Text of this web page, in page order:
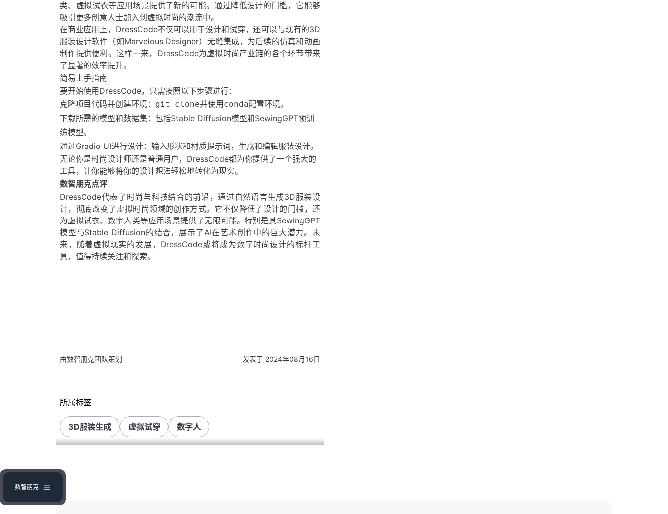
数智朋克
类、虚拟试衣等应用场景提供了新的可能。通过降低设计的门槛，它能够
吸引更多创意人士加入到虚拟时尚的潮流中。
在商业应用上，DressCode不仅可以用于设计和试穿，还可以与现有的3D
服装设计软件（如Marvelous Designer）无缝集成，为后续的仿真和动画
制作提供便利。这样一来，DressCode为虚拟时尚产业链的各个环节带来
了显著的效率提升。
简易上手指南
要开始使用DressCode，只需按照以下步骤进行：
克隆项目代码并创建环境： git clone并使用 conda配置环境。
下载所需的模型和数据集：包括Stable Diffusion模型和SewingGPT预训
练模型。
通过Gradio UI进行设计：输入形状和材质提示词，生成和编辑服装设计。
无论你是时尚设计师还是普通用户，DressCode都为你提供了一个强大的
工具，让你能够将你的设计想法轻松地转化为现实。
数智朋克点评
DressCode代表了时尚与科技结合的前沿，通过自然语言生成3D服装设
计，彻底改变了虚拟时尚领域的创作方式。它不仅降低了设计的门槛，还
为虚拟试衣、数字人类等应用场景提供了无限可能。特别是其SewingGPT
模型与Stable Diffusion的结合，展示了AI在艺术创作中的巨大潜力。未
来，随着虚拟现实的发展，DressCode或将成为数字时尚设计的标杆工
具，值得持续关注和探索。
由数智朋克团队策划 发表于 2024年08月16日
所属标签
3D服装生成 虚拟试穿 数字人
本文链接: